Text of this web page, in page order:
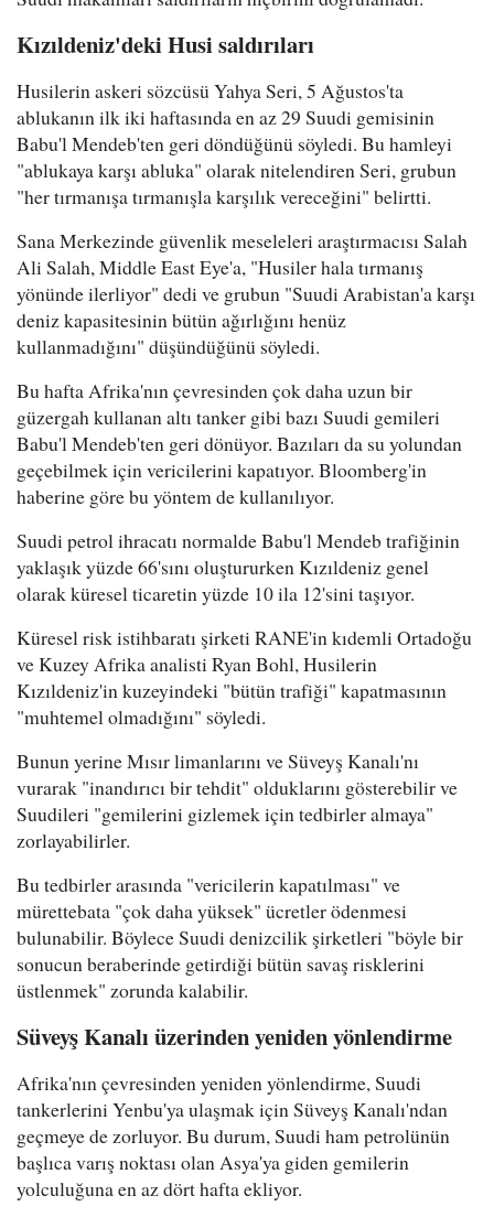
Kızıldeniz'deki Husi saldırıları
Husilerin askeri sözcüsü Yahya Seri, 5 Ağustos'ta
ablukanın ilk iki haftasında en az 29 Suudi gemisinin
Babu'l Mendeb'ten geri döndüğünü söyledi. Bu hamleyi
"ablukaya karşı abluka" olarak nitelendiren Seri, grubun
"her tırmanışa tırmanışla karşılık vereceğini" belirtti.
Sana Merkezinde güvenlik meseleleri araştırmacısı Salah
Ali Salah, Middle East Eye'a, "Husiler hala tırmanış
yönünde ilerliyor" dedi ve grubun "Suudi Arabistan'a karşı
deniz kapasitesinin bütün ağırlığını henüz
kullanmadığını" düşündüğünü söyledi.
Bu hafta Afrika'nın çevresinden çok daha uzun bir
güzergah kullanan altı tanker gibi bazı Suudi gemileri
Babu'l Mendeb'ten geri dönüyor. Bazıları da su yolundan
geçebilmek için vericilerini kapatıyor. Bloomberg'in
haberine göre bu yöntem de kullanılıyor.
Suudi petrol ihracatı normalde Babu'l Mendeb trafiğinin
yaklaşık yüzde 66'sını oluştururken Kızıldeniz genel
olarak küresel ticaretin yüzde 10 ila 12'sini taşıyor.
Küresel risk istihbaratı şirketi RANE'in kıdemli Ortadoğu
ve Kuzey Afrika analisti Ryan Bohl, Husilerin
Kızıldeniz'in kuzeyindeki "bütün trafiği" kapatmasının
"muhtemel olmadığını" söyledi.
Bunun yerine Mısır limanlarını ve Süveyş Kanalı'nı
vurarak "inandırıcı bir tehdit" olduklarını gösterebilir ve
Suudileri "gemilerini gizlemek için tedbirler almaya"
zorlayabilirler.
Bu tedbirler arasında "vericilerin kapatılması" ve
mürettebata "çok daha yüksek" ücretler ödenmesi
bulunabilir. Böylece Suudi denizcilik şirketleri "böyle bir
sonucun beraberinde getirdiği bütün savaş risklerini
üstlenmek" zorunda kalabilir.
Süveyş Kanalı üzerinden yeniden yönlendirme
Afrika'nın çevresinden yeniden yönlendirme, Suudi
tankerlerini Yenbu'ya ulaşmak için Süveyş Kanalı'ndan
geçmeye de zorluyor. Bu durum, Suudi ham petrolünün
başlıca varış noktası olan Asya'ya giden gemilerin
yolculuğuna en az dört hafta ekliyor.